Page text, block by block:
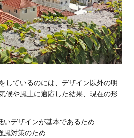
しているのには、デザイン以外の明
候や風土に適応した結果、現在の形
いデザインが基本であるため
風対策のため